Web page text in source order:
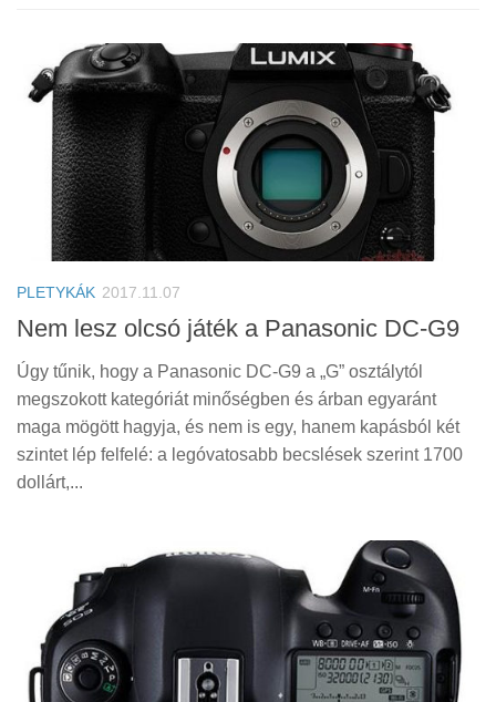
PLETYKÁK 2017.11.07
Nem lesz olcsó játék a Panasonic DC-G9
Úgy tűnik, hogy a Panasonic DC-G9 a „G” osztálytól
megszokott kategóriát minőségben és árban egyaránt
maga mögött hagyja, és nem is egy, hanem kapásból két
szintet lép felfelé: a legóvatosabb becslések szerint 1700
dollárt,...